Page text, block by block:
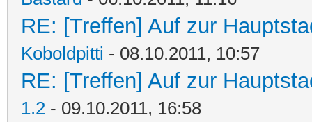
RE: [Treffen] Auf zur
Koboldpitti - 08.10.2011, 10:57
RE: [Treffen] Auf zur
1.2 - 09.10.2011, 16:58